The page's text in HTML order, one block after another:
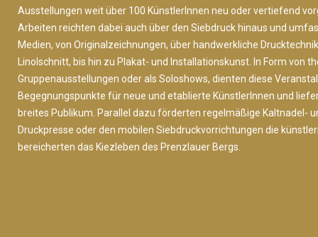
Ausstellungen weit über 100 KünstlerInnen neu oder vertiefend
Arbeiten reichten dabei auch über den Siebdruck hinaus und
Medien, von Originalzeichnungen, über handwerkliche
Linolschnitt, bis hin zu Plakat- und Installationskunst. In Form von
Gruppenausstellungen oder als Soloshows, dienten diese
Begegnungspunkte für neue und etablierte KünstlerInnen und
breites Publikum. Parallel dazu förderten regelmäßige Kaltnadel-
Druckpresse oder den mobilen Siebdruckvorrichtungen die
bereicherten das Kiezleben des Prenzlauer Bergs.